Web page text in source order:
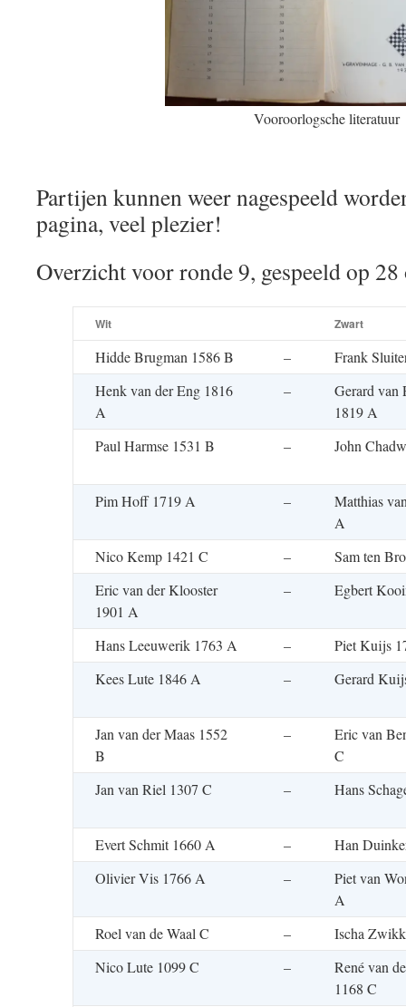
Vooroorlogsche literatuur
Partijen kunnen weer nagespeeld
pagina, veel plezier!
Overzicht voor ronde 9, gespeeld op
Wit Zwart
Hidde Brugman 1586 B –
Frank
Henk van der Eng 1816
A
–
Gerard van
1819 A
Paul Harmse 1531 B
– John
Pim Hoff 1719 A –
Matthias
A
Nico Kemp 1421 C
–
Sam ten
Eric van der Klooster
1901 A
– Egbert
Hans Leeuwerik 1763 A –
Piet Kuijs
Kees Lute 1846 A
– Gerard
Jan van der Maas 1552
B
–
Eric van
C
Jan van Riel 1307 C
– Hans
Evert Schmit 1660 A –
Han
Olivier Vis 1766 A
–
Piet van
A
Roel van de Waal C
–
Ischa
Nico Lute 1099 C
–
René van
1168 C